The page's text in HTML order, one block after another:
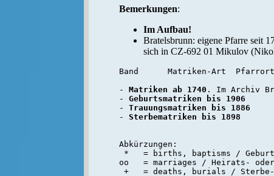
Bemerkungen:
Im Aufbau!
Bratelsbrunn: eigene Pfarre seit
sich in CZ-692 01 Mikulov
Band      Matriken-Art
- Matriken ab 1740 . Im Archiv
- Geburtsmatriken bis 1906
- Trauungsmatriken bis 1886
- Sterbematriken bis 1898
Abkürzungen:
*   = births, baptisms /
oo   = marriages / Heirats-
+   = deaths, burials / Sterbe-